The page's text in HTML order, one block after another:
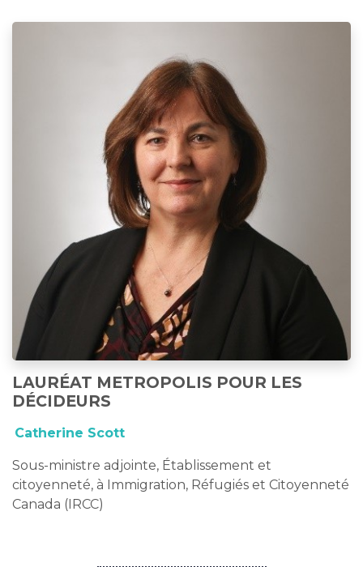
LAURÉAT METROPOLIS POUR LES
DÉCIDEURS
Catherine Scott
Sous-ministre adjointe, Établissement et
citoyenneté, à Immigration, Réfugiés et Citoyenneté
Canada (IRCC)